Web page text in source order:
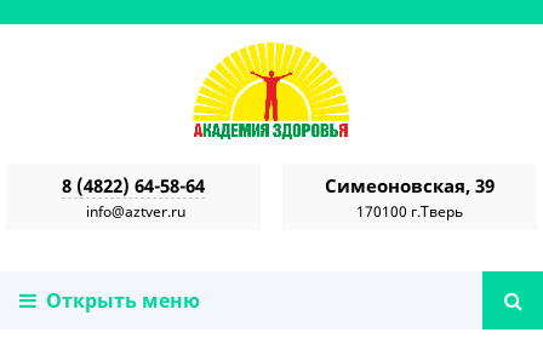
8 (4822) 64-58-64
info@aztver.ru
Симеоновская, 39
170100 г.Тверь
Открыть меню